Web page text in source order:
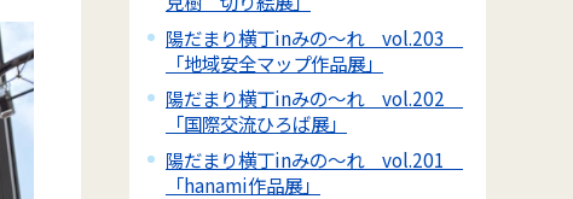
陽だまり横丁inみの～れ vol.203
「地域安全マップ作品展」
陽だまり横丁inみの～れ vol.202
「国際交流ひろば展」
陽だまり横丁inみの～れ vol.201
「hanami作品展」